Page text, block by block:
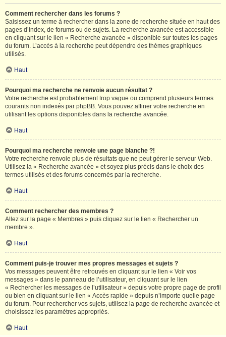
Comment rechercher dans les forums ?
Saisissez un terme à rechercher dans la zone de recherche située en haut des
pages d’index, de forums ou de sujets. La recherche avancée est accessible
en cliquant sur le lien « Recherche avancée » disponible sur toutes les pages
du forum. L’accès à la recherche peut dépendre des thèmes graphiques
utilisés.
Haut
Pourquoi ma recherche ne renvoie aucun résultat ?
Votre recherche est probablement trop vague ou comprend plusieurs termes
courants non indexés par phpBB. Vous pouvez affiner votre recherche en
utilisant les options disponibles dans la recherche avancée.
Haut
Pourquoi ma recherche renvoie une page blanche ?!
Votre recherche renvoie plus de résultats que ne peut gérer le serveur Web.
Utilisez la « Recherche avancée » et soyez plus précis dans le choix des
termes utilisés et des forums concernés par la recherche.
Haut
Comment rechercher des membres ?
Allez sur la page « Membres » puis cliquez sur le lien « Rechercher un
membre ».
Haut
Comment puis-je trouver mes propres messages et sujets ?
Vos messages peuvent être retrouvés en cliquant sur le lien « Voir vos
messages » dans le panneau de l’utilisateur, en cliquant sur le lien
« Rechercher les messages de l’utilisateur » depuis votre propre page de profil
ou bien en cliquant sur le lien « Accès rapide » depuis n’importe quelle page
du forum. Pour rechercher vos sujets, utilisez la page de recherche avancée et
choisissez les paramètres appropriés.
Haut